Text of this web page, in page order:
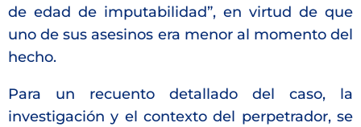
de edad de imputabilidad”, en virtud de que
uno de sus asesinos era menor al momento del
hecho.
Para un recuento detallado del caso, la
investigación y el contexto del perpetrador, se